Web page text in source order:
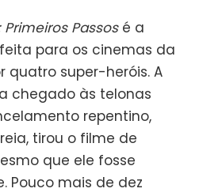
Passosé a
para os cinemas da
super-heróis. A
chegado às telonas
repentino,
tirou o filme de
que ele fosse
Pouco mais de dez